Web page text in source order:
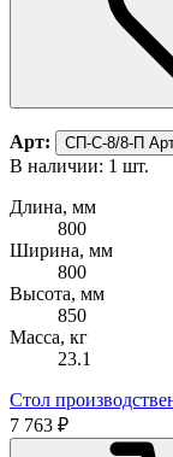
Арт: СП-С-8/8-П
В наличии: 1 шт.
Длина, мм
800
Ширина, мм
800
Высота, мм
850
Масса, кг
23.1
Стол
7 763 ₽